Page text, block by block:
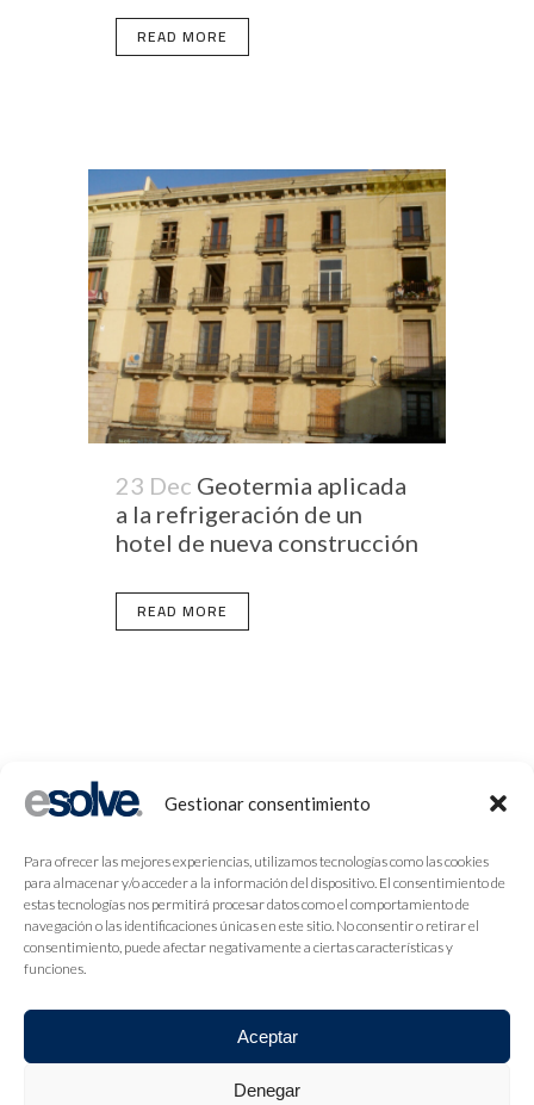
Gestionar consentimiento
Para ofrecer las mejores experiencias, utilizamos tecnologías como las cookies
para almacenar y/o acceder a la información del dispositivo. El consentimiento de
estas tecnologías nos permitirá procesar datos como el comportamiento de
navegación o las identificaciones únicas en este sitio. No consentir o retirar el
consentimiento, puede afectar negativamente a ciertas características y
funciones.
Aceptar
Denegar
READ MORE
23 Dec Geotermia aplicada
a la refrigeración de un
hotel de nueva construcción
READ MORE